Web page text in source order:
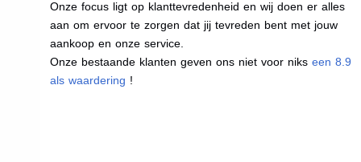
Onze focus ligt op klanttevredenheid en wij doen er alles
aan om ervoor te zorgen dat jij tevreden bent met jouw
aankoop en onze service.
Onze bestaande klanten geven ons niet voor niks een 8.9
als waardering !